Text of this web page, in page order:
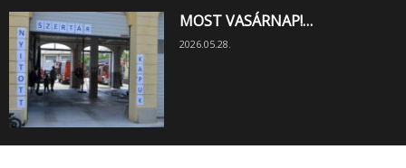
MOST VASÁRNAP!…
2026.05.28.